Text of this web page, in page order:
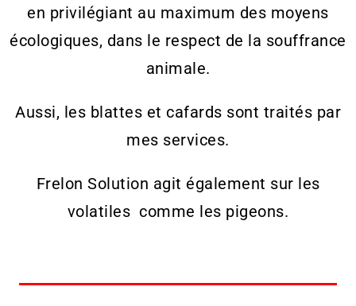
en privilégiant au maximum des moyens
écologiques, dans le respect de la souffrance
animale.
Aussi, les blattes et cafards sont traités par
mes services.
Frelon Solution agit également sur les
volatiles comme les pigeons.